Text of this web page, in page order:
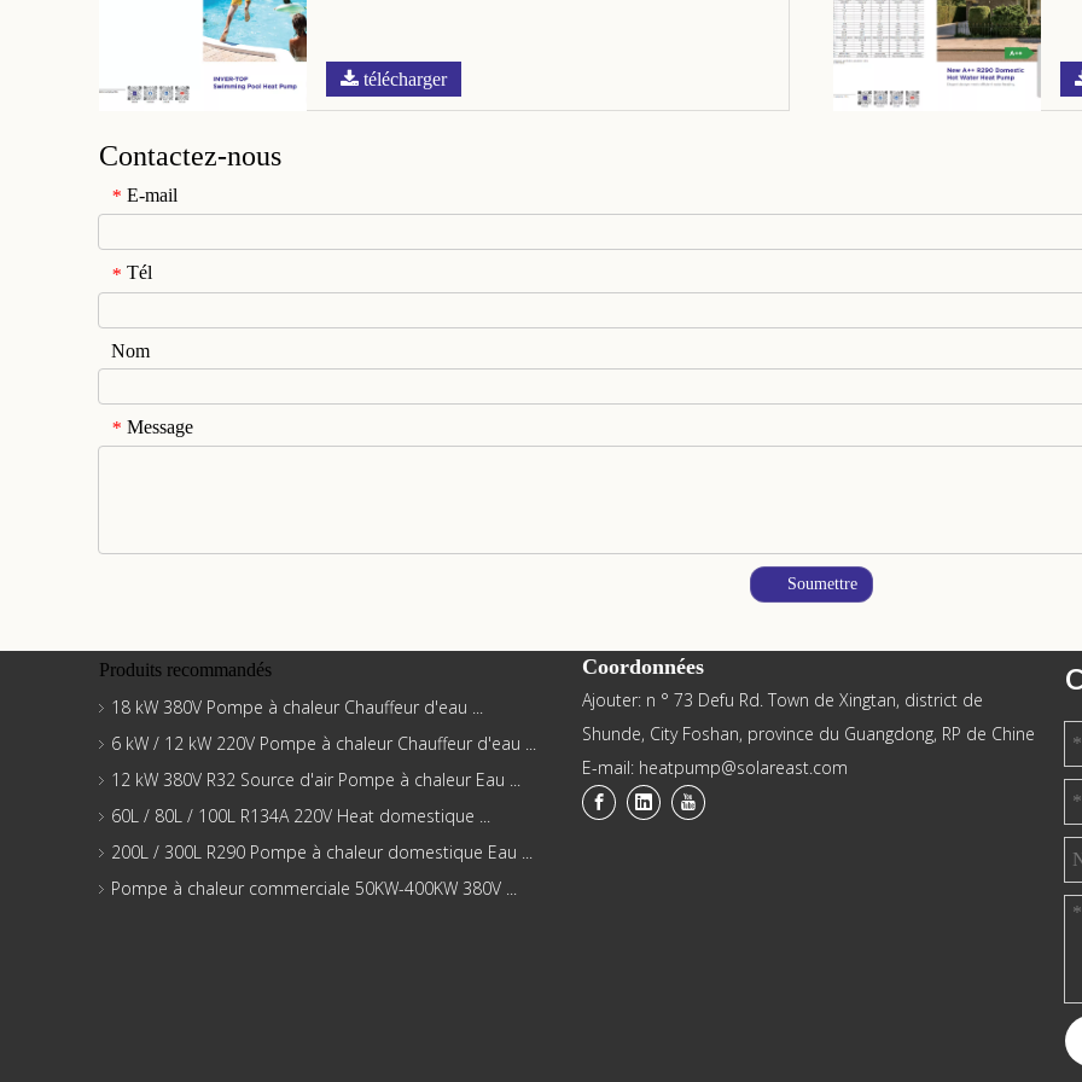
télécharger
Contactez-nous
* E-mail
* Tél
Nom
* Message
Soumettre
Produits recommandés
18 kW 380V Pompe à chaleur Chauffeur d'eau ...
6 kW / 12 kW 220V Pompe à chaleur Chauffeur d'eau ...
12 kW 380V R32 Source d'air Pompe à chaleur Eau ...
60L / 80L / 100L R134A 220V Heat domestique ...
200L / 300L R290 Pompe à chaleur domestique Eau ...
Pompe à chaleur commerciale 50KW-400KW 380V ...
Coordonnées
Ajouter: n ° 73 Defu Rd. Town de Xingtan, district de
Shunde, City Foshan, province du Guangdong, RP de Chine
E-mail: heatpump@solareast.com